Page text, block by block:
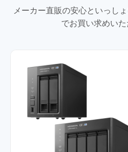
メーカー直販の安心といっし
でお買い求めいた